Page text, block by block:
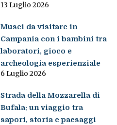
13 Luglio 2026
Musei da visitare in
Campania con i bambini tra
laboratori, gioco e
archeologia esperienziale
6 Luglio 2026
Strada della Mozzarella di
Bufala: un viaggio tra
sapori, storia e paesaggi